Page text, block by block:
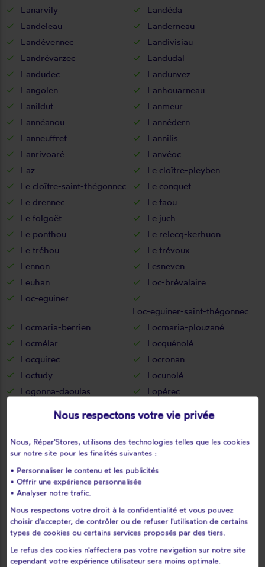
Lanarvily
Landéda
Landeleau
Landerneau
Landévennec
Landivisiau
Landrévarzec
Landudal
Landudec
Landunvez
Langolen
Lanhouarneau
Lanildut
Lanmeur
Lannéanou
Lannédern
Lanneuffret
Lannilis
Lanrivoaré
Lanvéoc
Laz
Le cloître-pleyben
Le cloître-saint-thégonnec
Le conquet
Le drennec
Le faou
Le folgoët
Le juch
Le ponthou
Le relecq-kerhuon
Le tréhou
Le trévoux
Lennon
Lesneven
Leuhan
Loc-brévalaire
Loc-eguiner
Loc-eguiner-saint-thégonnec
Locmaria-berrien
Locmaria-plouzané
Locmélar
Locquénolé
Locquirec
Locronan
Loctudy
Locunolé
Logonna-daoulas
Lopérec
Mahalon
Melgven
Mellac
Mespaul
Milizac
Moëlan-sur-mer
Morlaix
Motreff
Penmarch
Peumerit
Peumérit
Plabennec
Pleuven
Pleyben
Nous respectons votre vie privée
Nous, Répar'Stores, utilisons des technologies telles que les cookies
sur notre site pour les finalités suivantes :
• Personnaliser le contenu et les publicités
• Offrir une expérience personnalisée
• Analyser notre trafic.
Nous respectons votre droit à la confidentialité et vous pouvez
choisir d'accepter, de contrôler ou de refuser l'utilisation de certains
types de cookies ou certains services proposés par des tiers.
Le refus des cookies n'affectera pas votre navigation sur notre site
cependant votre expérience utilisateur sera moins optimale.